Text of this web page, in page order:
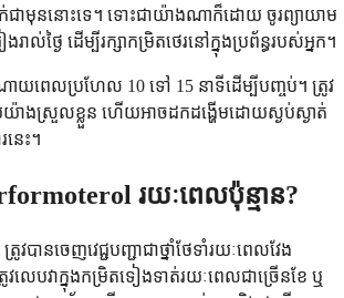
ជាមុន​នោះទេ។ ទោះជាយ៉ាងណា​ក៏ដោយ ចូរ​ព្យាយាម​
ាល់ថ្ងៃ ដើម្បី​រក្សា​កម្រិត​ថេរ​នៅក្នុង​ប្រព័ន្ធ​របស់​អ្នក។
ណាយពេល​ប្រហែល 10 ទៅ 15 នាទី​ដើម្បី​បញ្ចប់។ ត្រូវ
យ៉ាង​ស្រួល​ខ្លួន ហើយ​អាច​ដកដង្ហើម​ដោយ​ស្ងប់ស្ងាត់​
េះ។
Arformoterol រយៈពេលប៉ុន្មាន?
រូវបានចេញវេជ្ជបញ្ជាជាថ្នាំថែទាំរយៈពេលវែង
លេបវាក្នុងកម្រិតទៀងទាត់រយៈពេលជាច្រើនខែ ឬ